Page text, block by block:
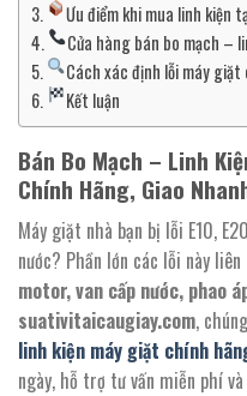
Ưu điểm khi mua linh
Cửa hàng bán bo mạch –
Cách xác định lỗi máy
Kết luận
Bán Bo Mạch – Linh
Chính Hãng, Giao
Máy giặt nhà bạn bị lỗi E10,
nước? Phần lớn các lỗi này liên
motor, van cấp nước, phao
suativitaicaugiay.com,
linh kiện máy giặt chính
ngày, hỗ trợ tư vấn miễn phí